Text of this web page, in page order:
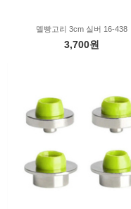
멜빵고리 3cm 실버 16-438
3,700원